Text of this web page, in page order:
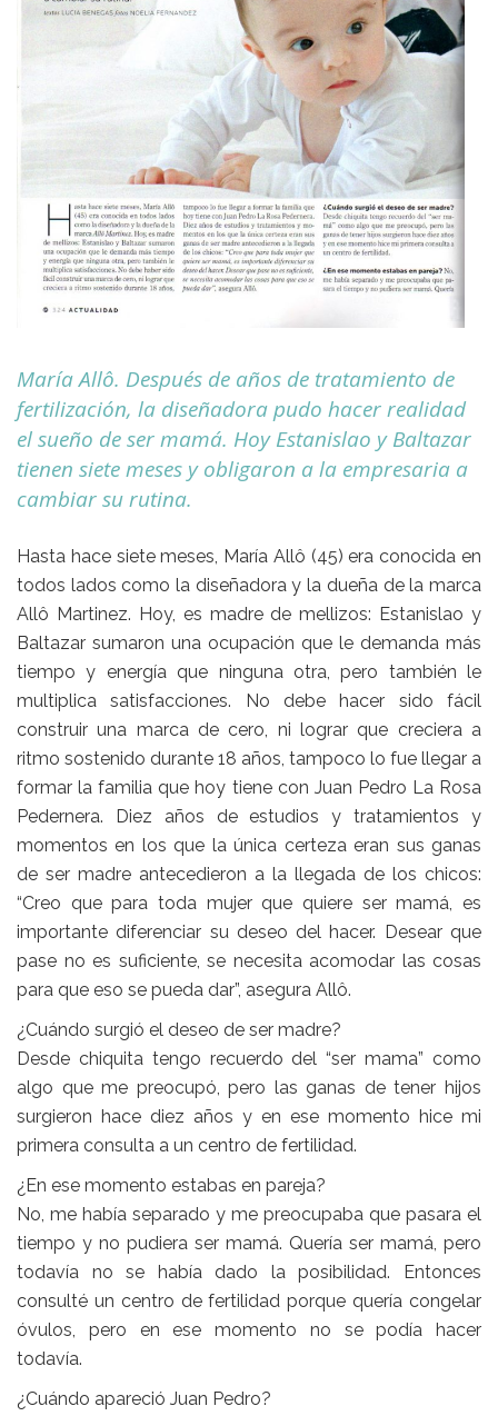
María Allô. Después de años de tratamiento de
fertilización, la diseñadora pudo hacer realidad
el sueño de ser mamá. Hoy Estanislao y Baltazar
tienen siete meses y obligaron a la empresaria a
cambiar su rutina.
Hasta hace siete meses, María Allô (45) era conocida en
todos lados como la diseñadora y la dueña de la marca
Allô Martinez. Hoy, es madre de mellizos: Estanislao y
Baltazar sumaron una ocupación que le demanda más
tiempo y energía que ninguna otra, pero también le
multiplica satisfacciones. No debe hacer sido fácil
construir una marca de cero, ni lograr que creciera a
ritmo sostenido durante 18 años, tampoco lo fue llegar a
formar la familia que hoy tiene con Juan Pedro La Rosa
Pedernera. Diez años de estudios y tratamientos y
momentos en los que la única certeza eran sus ganas
de ser madre antecedieron a la llegada de los chicos:
“Creo que para toda mujer que quiere ser mamá, es
importante diferenciar su deseo del hacer. Desear que
pase no es suficiente, se necesita acomodar las cosas
para que eso se pueda dar”, asegura Allô.
¿Cuándo surgió el deseo de ser madre?
Desde chiquita tengo recuerdo del “ser mama” como
algo que me preocupó, pero las ganas de tener hijos
surgieron hace diez años y en ese momento hice mi
primera consulta a un centro de fertilidad.
¿En ese momento estabas en pareja?
No, me había separado y me preocupaba que pasara el
tiempo y no pudiera ser mamá. Quería ser mamá, pero
todavía no se había dado la posibilidad. Entonces
consulté un centro de fertilidad porque quería congelar
óvulos, pero en ese momento no se podía hacer
todavía.
¿Cuándo apareció Juan Pedro?